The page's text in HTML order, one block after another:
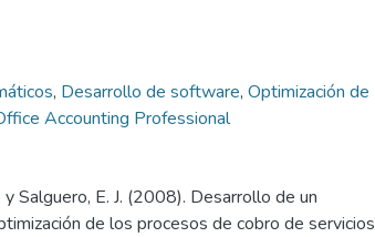
, Desarrollo de software, Optimización de
Accounting Professional
y Salguero, E. J. (2008). Desarrollo de un
de los procesos de cobro de servicios